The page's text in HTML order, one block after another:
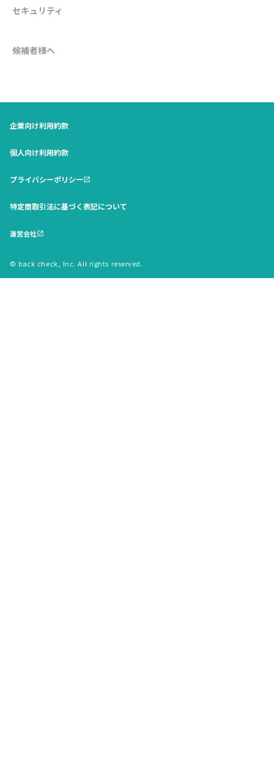
セキュリティ
候補者様へ
企業向け利用約款
個人向け利用約款
プライバシーポリシーopen_in_new
特定商取引法に基づく表記について
運営会社open_in_new
© back check, Inc. All rights reserved.